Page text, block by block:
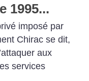
1995...
imposé par
Chirac se dit,
aux
services